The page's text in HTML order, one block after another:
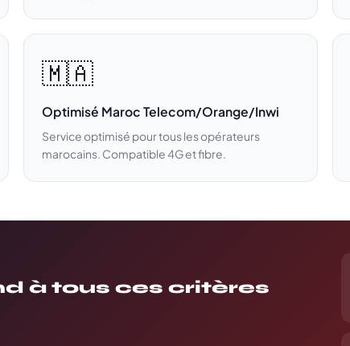
🇲🇦
Optimisé Maroc Telecom/Orange/Inwi
Service optimisé pour tous les opérateurs
marocains. Compatible 4G et fibre.
à tous ces critères